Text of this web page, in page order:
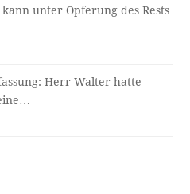
unter Opferung des Rests
Herr Walter hatte